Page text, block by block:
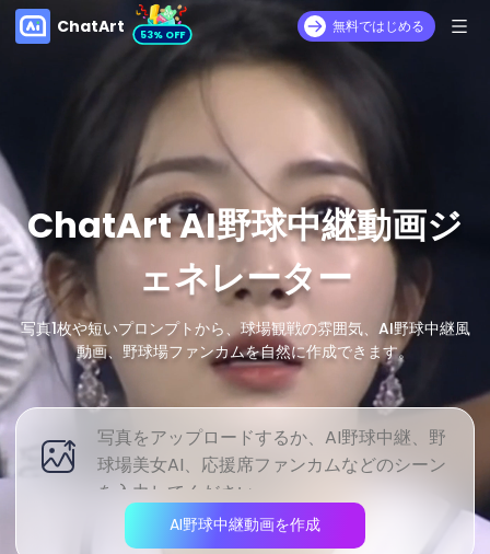
ChatArt 53% OFF 無料ではじめる
ChatArt AI野球中継動画ジ
ェネレーター
写真1枚や短いプロンプトから、球場観戦の雰囲気、AI野球中継風
動画、野球場ファンカムを自然に作成できます。
AI野球中継動画を作成